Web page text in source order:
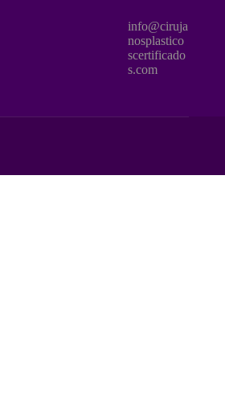
info@ciruja
nosplastico
scertificado
s.com